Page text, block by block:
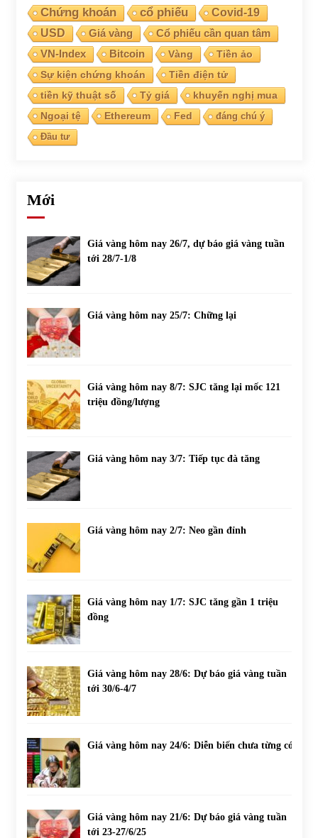
Chứng khoán cổ phiếu
Covid-19
USD
Giá vàng Cổ phiếu cần quan tâm
VN-Index Bitcoin Vàng
Tiền ảo
Sự kiện chứng khoán
Tiền điện tử
tiền kỹ thuật số
Tỷ giá
khuyến nghị mua
Ngoại tệ
Ethereum Fed
đáng chú ý
Đầu tư
Mới
Giá vàng hôm nay 26/7, dự báo giá vàng tuần
tới 28/7-1/8
Giá vàng hôm nay 25/7: Chững lại
Giá vàng hôm nay 8/7: SJC tăng lại mốc 121
triệu đồng/lượng
Giá vàng hôm nay 3/7: Tiếp tục đà tăng
Giá vàng hôm nay 2/7: Neo gần đỉnh
Giá vàng hôm nay 1/7: SJC tăng gần 1 triệu
đồng
Giá vàng hôm nay 28/6: Dự báo giá vàng tuần
tới 30/6-4/7
Giá vàng hôm nay 24/6: Diễn biến chưa từng có
Giá vàng hôm nay 21/6: Dự báo giá vàng tuần
tới 23-27/6/25